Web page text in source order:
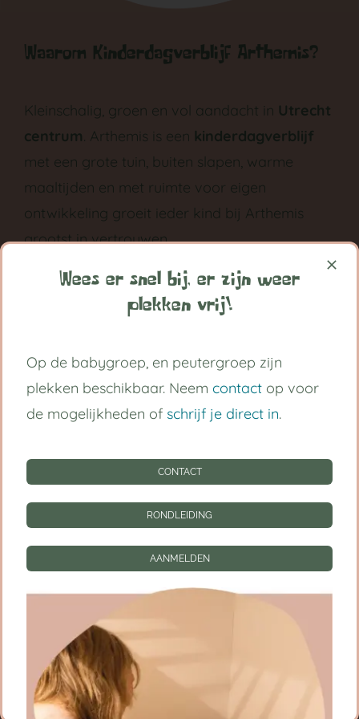
Waarom Kinderdagverblijf Arthemis?
Kleinschalig, groen en vol aandacht in Utrecht
centrum. Arthemis is een kinderdagverblijf
met een grote tuin, buiten slapen, warme
maaltijden en met ruimte voor eigen
ontwikkeling groeit ieder kind bij Arthemis
grootst in vertrouwen.
Volg ons op:
Handige links
Kinderdagverblijf Utrecht Centrum
Peutergroep
Tarieven
RONDLEIDING
AANMELDEN
Privacy instellingen
Wees er snel bij, er zijn weer
plekken vrij!
Op de babygroep, en peutergroep zijn
plekken beschikbaar. Neem contact op voor
de mogelijkheden of schrijf je direct in.
CONTACT
RONDLEIDING
AANMELDEN